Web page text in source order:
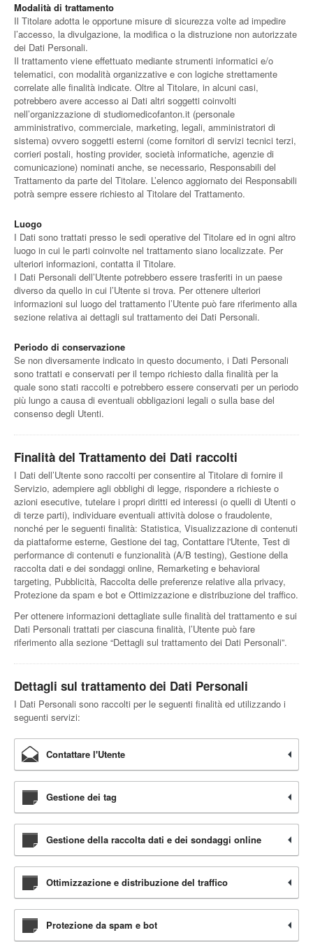
Modalità di trattamento
Il Titolare adotta le opportune misure di sicurezza volte ad impedire
l’accesso, la divulgazione, la modifica o la distruzione non autorizzate
dei Dati Personali.
Il trattamento viene effettuato mediante strumenti informatici e/o
telematici, con modalità organizzative e con logiche strettamente
correlate alle finalità indicate. Oltre al Titolare, in alcuni casi,
potrebbero avere accesso ai Dati altri soggetti coinvolti
nell’organizzazione di studiomedicofanton.it (personale
amministrativo, commerciale, marketing, legali, amministratori di
sistema) ovvero soggetti esterni (come fornitori di servizi tecnici terzi,
corrieri postali, hosting provider, società informatiche, agenzie di
comunicazione) nominati anche, se necessario, Responsabili del
Trattamento da parte del Titolare. L’elenco aggiornato dei Responsabili
potrà sempre essere richiesto al Titolare del Trattamento.
Luogo
I Dati sono trattati presso le sedi operative del Titolare ed in ogni altro
luogo in cui le parti coinvolte nel trattamento siano localizzate. Per
ulteriori informazioni, contatta il Titolare.
I Dati Personali dell’Utente potrebbero essere trasferiti in un paese
diverso da quello in cui l’Utente si trova. Per ottenere ulteriori
informazioni sul luogo del trattamento l’Utente può fare riferimento alla
sezione relativa ai dettagli sul trattamento dei Dati Personali.
Periodo di conservazione
Se non diversamente indicato in questo documento, i Dati Personali
sono trattati e conservati per il tempo richiesto dalla finalità per la
quale sono stati raccolti e potrebbero essere conservati per un periodo
più lungo a causa di eventuali obbligazioni legali o sulla base del
consenso degli Utenti.
Finalità del Trattamento dei Dati raccolti
I Dati dell’Utente sono raccolti per consentire al Titolare di fornire il
Servizio, adempiere agli obblighi di legge, rispondere a richieste o
azioni esecutive, tutelare i propri diritti ed interessi (o quelli di Utenti o
di terze parti), individuare eventuali attività dolose o fraudolente,
nonché per le seguenti finalità: Statistica, Visualizzazione di contenuti
da piattaforme esterne, Gestione dei tag, Contattare l'Utente, Test di
performance di contenuti e funzionalità (A/B testing), Gestione della
raccolta dati e dei sondaggi online, Remarketing e behavioral
targeting, Pubblicità, Raccolta delle preferenze relative alla privacy,
Protezione da spam e bot e Ottimizzazione e distribuzione del traffico.
Per ottenere informazioni dettagliate sulle finalità del trattamento e sui
Dati Personali trattati per ciascuna finalità, l’Utente può fare
riferimento alla sezione “Dettagli sul trattamento dei Dati Personali”.
Dettagli sul trattamento dei Dati Personali
I Dati Personali sono raccolti per le seguenti finalità ed utilizzando i
seguenti servizi:
Contattare l'Utente
Gestione dei tag
Gestione della raccolta dati e dei sondaggi online
Ottimizzazione e distribuzione del traffico
Protezione da spam e bot